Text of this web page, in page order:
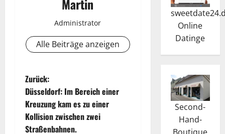
Martin
Administrator
Alle Beiträge anzeigen
B
e
i
Zurück:
Düsseldorf: Im Bereich einer
Kreuzung kam es zu einer
Kollision zwischen zwei
Straßenbahnen.
Online
Datinge
Second-
Hand-